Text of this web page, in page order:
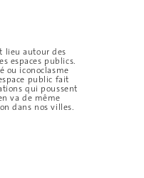
lieu autour des
espaces publics.
ou iconoclasme
public fait
qui poussent
va de même
dans nos villes.